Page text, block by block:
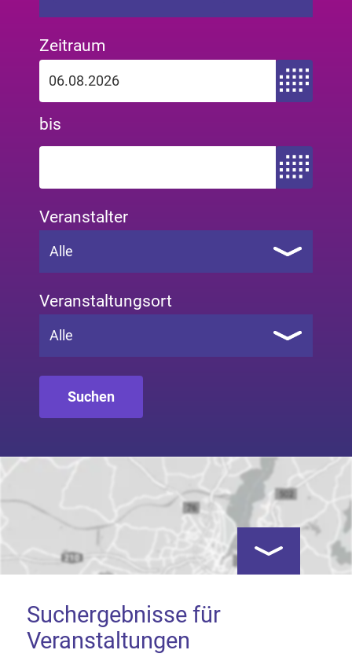
Zeitraum
Zeitraum von
bis
Zeitraum bis
Veranstalter
Alle
Veranstaltungsort
Alle
Kartenansicht
Suchergebnisse für
Veranstaltungen